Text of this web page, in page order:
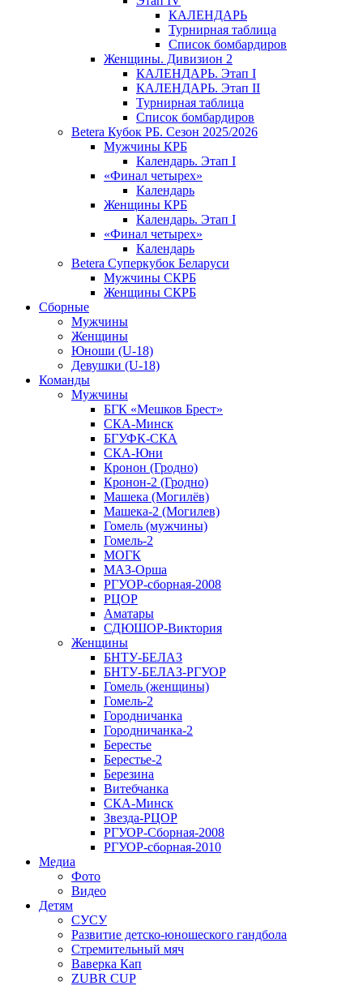
КАЛЕНДАРЬ
Турнирная таблица
Список бомбардиров
Женщины. Дивизион 2
КАЛЕНДАРЬ. Этап I
КАЛЕНДАРЬ. Этап II
Турнирная таблица
Список бомбардиров
Betera Кубок РБ. Сезон 2025/2026
Мужчины КРБ
Календарь. Этап I
«Финал четырех»
Календарь
Женщины КРБ
Календарь. Этап I
«Финал четырех»
Календарь
Betera Суперкубок Беларуси
Мужчины СКРБ
Женщины СКРБ
Сборные
Мужчины
Женщины
Юноши (U-18)
Девушки (U-18)
Команды
Мужчины
БГК «Мешков Брест»
СКА-Минск
БГУФК-СКА
СКА-Юни
Кронон (Гродно)
Кронон-2 (Гродно)
Машека (Могилёв)
Машека-2 (Могилев)
Гомель (мужчины)
Гомель-2
МОГК
МАЗ-Орша
РГУОР-сборная-2008
РЦОР
Аматары
СДЮШОР-Виктория
Женщины
БНТУ-БЕЛАЗ
БНТУ-БЕЛАЗ-РГУОР
Гомель (женщины)
Гомель-2
Городничанка
Городничанка-2
Берестье
Берестье-2
Березина
Витебчанка
СКА-Минск
Звезда-РЦОР
РГУОР-Сборная-2008
РГУОР-сборная-2010
Медиа
Фото
Видео
Детям
СУСУ
Развитие детско-юношеского гандбола
Стремительный мяч
Ваверка Кап
ZUBR CUP